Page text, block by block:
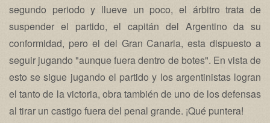
segundo periodo y llueve un poco, el árbitro trata de
suspender el partido, el capitán del Argentino da su
conformidad, pero el del Gran Canaria, esta dispuesto a
seguir jugando "aunque fuera dentro de botes". En vista de
esto se sigue jugando el partido y los argentinistas logran
el tanto de la victoria, obra también de uno de los defensas
al tirar un castigo fuera del penal grande. ¡Qué puntera!